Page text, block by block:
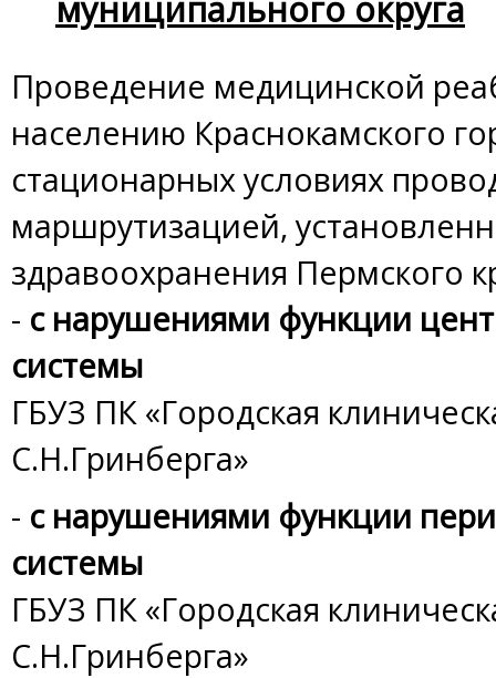
Проведение медицинской
населению Краснокамского
стационарных условиях
маршрутизацией,
здравоохранения Пермского
- с нарушениями функции
системы
ГБУЗ ПК «Городская
С.Н.Гринберга»
- с нарушениями функции
системы
ГБУЗ ПК «Городская
С.Н.Гринберга»